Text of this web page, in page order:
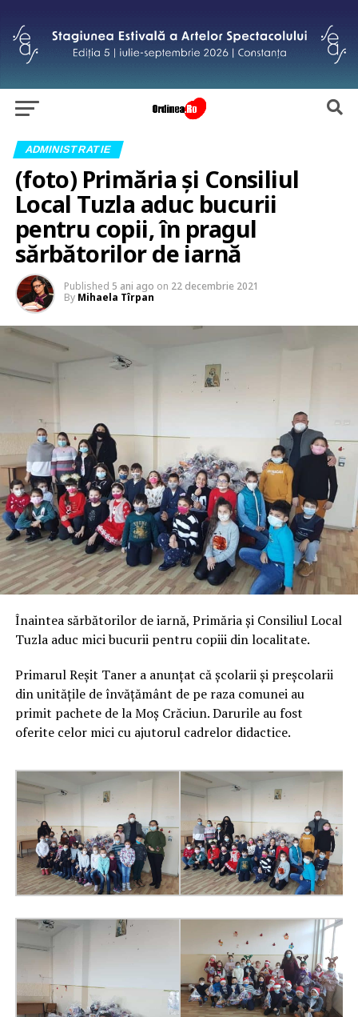
ADMINISTRATIE
(foto) Primăria și Consiliul
Local Tuzla aduc bucurii
pentru copii, în pragul
sărbătorilor de iarnă
Published 5 ani ago on 22 decembrie 2021
By Mihaela Tîrpan
Înaintea sărbătorilor de iarnă, Primăria și Consiliul Local
Tuzla aduc mici bucurii pentru copiii din localitate.
Primarul Reșit Taner a anunțat că școlarii și preșcolarii
din unitățile de învățământ de pe raza comunei au
primit pachete de la Moș Crăciun. Darurile au fost
oferite celor mici cu ajutorul cadrelor didactice.